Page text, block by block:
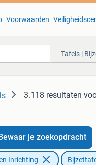
Voorwaarden
Tafels |
3.118 resultaten
je zoekopdracht
Inrichting